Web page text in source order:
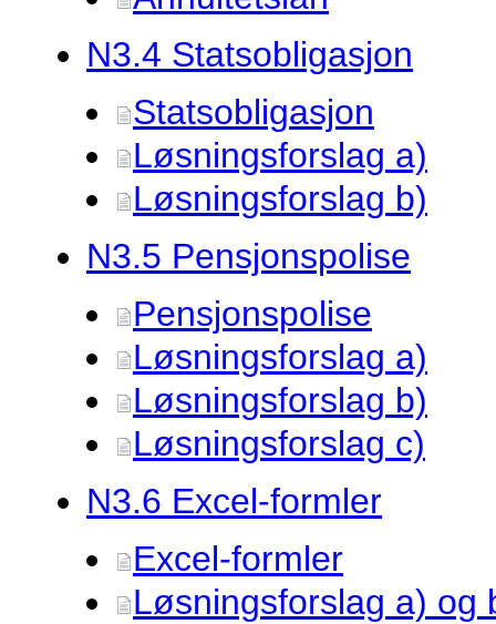
N3.4 Statsobligasjon
Statsobligasjon
Løsningsforslag a)
Løsningsforslag b)
N3.5 Pensjonspolise
Pensjonspolise
Løsningsforslag a)
Løsningsforslag b)
Løsningsforslag c)
N3.6 Excel-formler
Excel-formler
Løsningsforslag a) og